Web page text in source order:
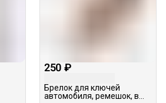
250 ₽
Брелок для ключей
автомобиля, ремешок, в